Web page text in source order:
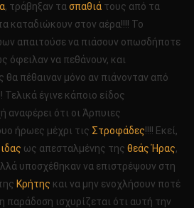
, τράβηξαν τα σπαθιάτους από τα
καταδιώκουν στον αέρα!!!! Το
απαιτούσε να πιάσουν οπωσδήποτε
όφειλαν να πεθάνουν, και
πέθαιναν μόνο αν πιάνονταν από
Τελικά έγινε κάποιο είδος
αναφέρει ότι οι Άρπυιες
ήρωες μέχρι τις Στροφάδες!!!! Εκεί,
ως απεσταλμένης της θεάς Ήρας,
υποσχέθηκαν να επιστρέψουν στη
Κρήτης και να μην ενοχλήσουν ποτέ
παράδοση ισχυρίζεται ότι αυτή την